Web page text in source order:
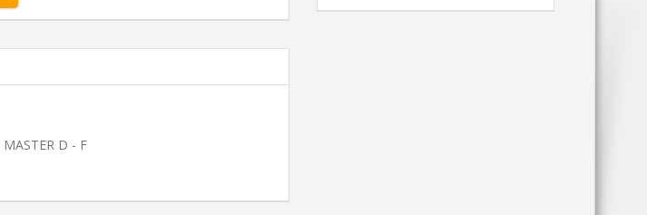
MASTER D - F